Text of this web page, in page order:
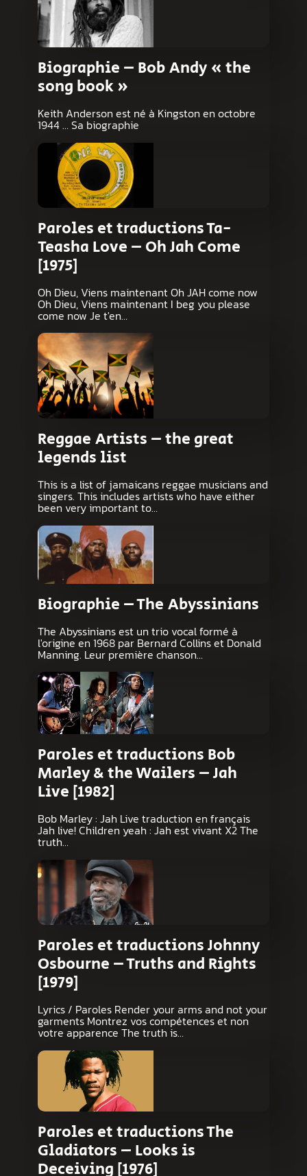
Biographie – Bob Andy « the
song book »
Keith Anderson est né à Kingston en octobre
1944 … Sa biographie
Paroles et traductions Ta-
Teasha Love – Oh Jah Come
[1975]
Oh Dieu, Viens maintenant Oh JAH come now
Oh Dieu, Viens maintenant I beg you please
come now Je t'en…
Reggae Artists – the great
legends list
This is a list of jamaicans reggae musicians and
singers. This includes artists who have either
been very important to…
Biographie – The Abyssinians
The Abyssinians est un trio vocal formé à
l'origine en 1968 par Bernard Collins et Donald
Manning. Leur première chanson…
Paroles et traductions Bob
Marley & the Wailers – Jah
Live [1982]
Bob Marley : Jah Live traduction en français
Jah live! Children yeah : Jah est vivant X2 The
truth…
Paroles et traductions Johnny
Osbourne – Truths and Rights
[1979]
Lyrics / Paroles Render your arms and not your
garments Montrez vos compétences et non
votre apparence The truth is…
Paroles et traductions The
Gladiators – Looks is
Deceiving [1976]